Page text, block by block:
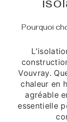
Pourquoi
Vouvray.
chaleur en
agréable
essentielle